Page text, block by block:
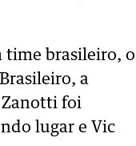
time brasileiro, o
a
Zanotti foi
lugar e Vic